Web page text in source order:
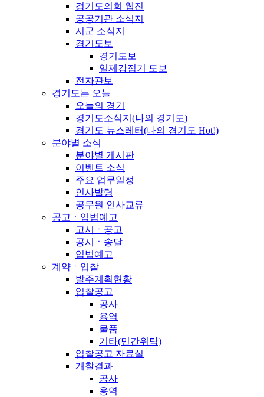
경기도의회 웹진
공공기관 소식지
시군 소식지
경기도보
경기도보
일제강점기 도보
전자관보
경기도는 오늘
오늘의 경기
경기도소식지(나의 경기도)
경기도 뉴스레터(나의 경기도 Hot!)
분야별 소식
분야별 게시판
이벤트 소식
주요 업무일정
인사발령
공무원 인사교류
공고ㆍ입법예고
고시ㆍ공고
공시ㆍ송달
입법예고
계약ㆍ입찰
발주계획현황
입찰공고
공사
용역
물품
기타(민간위탁)
입찰공고 자료실
개찰결과
공사
용역